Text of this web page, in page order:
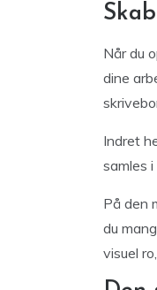
Når du
dine
Indret
samles
På den
du
visuel